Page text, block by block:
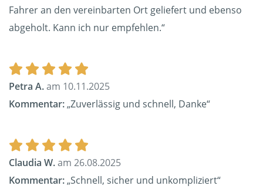
Fahrer an den vereinbarten Ort geliefert und ebenso
abgeholt. Kann ich nur empfehlen.“
Petra A.am 10.11.2025
Kommentar:„Zuverlässig und schnell, Danke“
Claudia W.am 26.08.2025
Kommentar:„Schnell, sicher und unkompliziert“